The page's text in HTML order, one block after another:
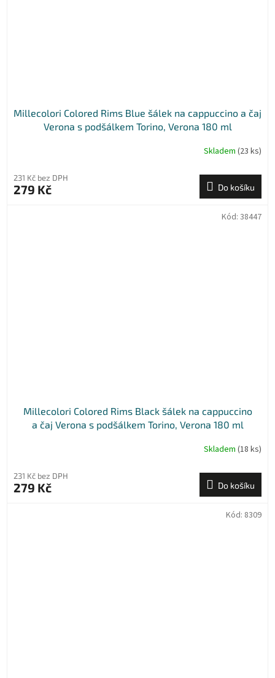
Millecolori Colored Rims Blue šálek na cappuccino a čaj
Verona s podšálkem Torino, Verona 180 ml
Skladem (23 ks)
231 Kč bez DPH
279 Kč Do košíku
Millecolori Colored Rims Black šálek na cappuccino
a čaj Verona s podšálkem Torino, Verona 180 ml
Skladem (18 ks)
231 Kč bez DPH
279 Kč Do košíku
Kód: 38447
Kód: 8309